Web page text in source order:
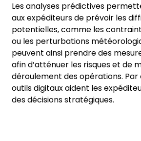
Les analyses prédictives
aux expéditeurs de prévoir les
potentielles, comme les
ou les perturbations
peuvent ainsi prendre des
afin d’atténuer les risques et de
déroulement des opérations. Par
outils digitaux aident les
des décisions stratégiques.